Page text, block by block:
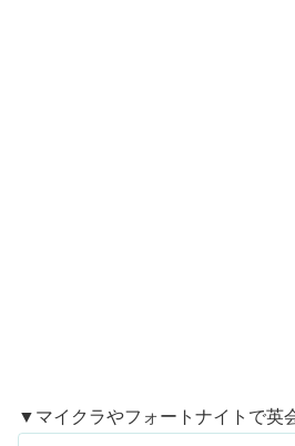
▼マイクラやフォートナイトで英